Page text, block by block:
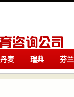
丹麦
留学
瑞典
留学
芬兰